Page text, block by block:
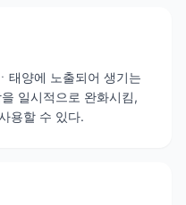
태양에 노출되어 생기는
일시적으로 완화시킴,
용할 수 있다.